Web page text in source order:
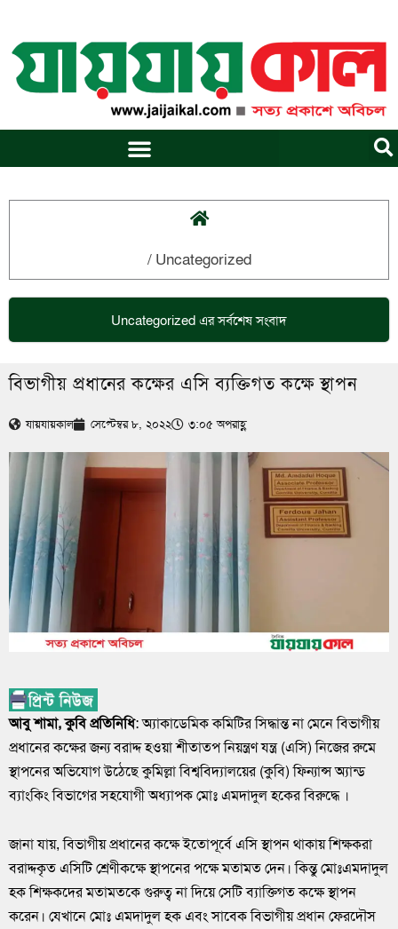
content
/ Uncategorized
Uncategorized এর সর্বশেষ সংবাদ
বিভাগীয় প্রধানের কক্ষের এসি ব্যক্তিগত কক্ষে স্থাপন
যায়যায়কাল সেপ্টেম্বর ৮, ২০২২ ৩:০৫ অপরাহ্ণ
আবু শামা, কুবি প্রতিনিধি: অ্যাকাডেমিক কমিটির সিদ্ধান্ত না মেনে বিভাগীয়
প্রধানের কক্ষের জন্য বরাদ্দ হওয়া শীতাতপ নিয়ন্ত্রণ যন্ত্র (এসি) নিজের রুমে
স্থাপনের অভিযোগ উঠেছে কুমিল্লা বিশ্ববিদ্যালয়ের (কুবি) ফিন্যান্স অ্যান্ড
ব্যাংকিং বিভাগের সহযোগী অধ্যাপক মোঃ এমদাদুল হকের বিরুদ্ধে ।
জানা যায়, বিভাগীয় প্রধানের কক্ষে ইতোপূর্বে এসি স্থাপন থাকায় শিক্ষকরা
বরাদ্দকৃত এসিটি শ্রেণীকক্ষে স্থাপনের পক্ষে মতামত দেন। কিন্তু মোঃএমদাদুল
হক শিক্ষকদের মতামতকে গুরুত্ব না দিয়ে সেটি ব্যাক্তিগত কক্ষে স্থাপন
করেন। যেখানে মোঃ এমদাদুল হক এবং সাবেক বিভাগীয় প্রধান ফেরদৌস